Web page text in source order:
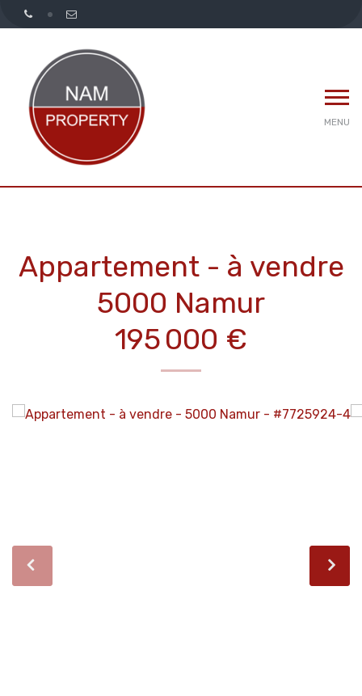
MENU
Appartement - à vendre
5000 Namur
195 000 €